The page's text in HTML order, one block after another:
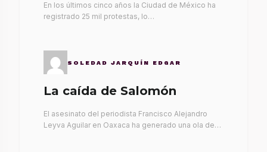
En los últimos cinco años la Ciudad de México ha
registrado 25 mil protestas, lo…
SOLEDAD JARQUÍN EDGAR
La caída de Salomón
El asesinato del periodista Francisco Alejandro
Leyva Aguilar en Oaxaca ha generado una ola de…